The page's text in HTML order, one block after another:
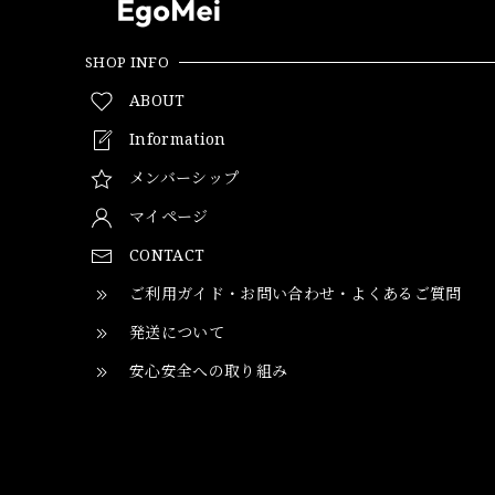
SHOP INFO
ABOUT
Information
メンバーシップ
マイページ
CONTACT
ご利用ガイド・お問い合わせ・よくあるご質問
発送について
安心安全への取り組み